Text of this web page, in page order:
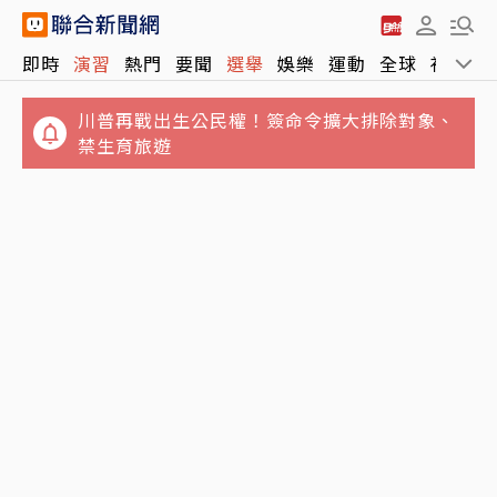
即時 演習 熱門 要聞 選舉 娛樂 運動 全球 社會
川普再戰出生公民權！簽命令擴大排除對象、
禁生育旅遊